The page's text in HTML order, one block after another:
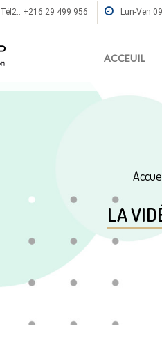
Tél2.: +216 29 499 956 Lun-Ven
ACCEUIL
LA